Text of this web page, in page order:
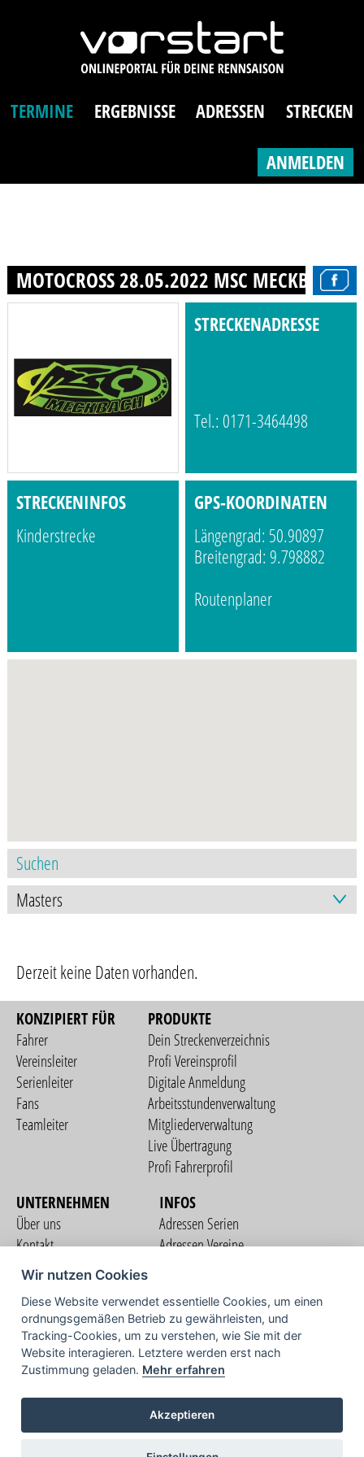
TERMINE ERGEBNISSE ADRESSEN STRECKEN
ANMELDEN
MOTOCROSS 28.05.2022 MSC MECKBACH
STRECKENADRESSE
Tel.: 0171-3464498
STRECKENINFOS
Kinderstrecke
GPS-KOORDINATEN
Längengrad: 50.90897
Breitengrad: 9.798882
Routenplaner
Derzeit keine Daten vorhanden.
KONZIPIERT FÜR
Fahrer
Vereinsleiter
Serienleiter
Fans
Teamleiter
PRODUKTE
Dein Streckenverzeichnis
Profi Vereinsprofil
Digitale Anmeldung
Arbeitsstundenverwaltung
Mitgliederverwaltung
Live Übertragung
Profi Fahrerprofil
UNTERNEHMEN
Über uns
Kontakt
Nutzungsbedingungen
Datenschutzerklärung
Impressum
INFOS
Adressen Serien
Adressen Vereine
COMMUNITY
TV
Wir nutzen Cookies
Diese Website verwendet essentielle Cookies, um einen
ordnungsgemäßen Betrieb zu gewährleisten, und
Tracking-Cookies, um zu verstehen, wie Sie mit der
Website interagieren. Letztere werden erst nach
Zustimmung geladen. Mehr erfahren
Akzeptieren